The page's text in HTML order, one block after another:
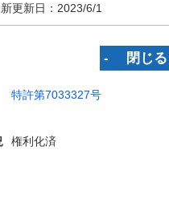
更新日： 2023/6/1
‐ 閉じる
特許第7033327号
権利化済